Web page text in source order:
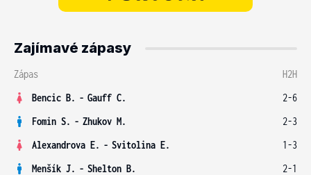
Zajímavé zápasy
Zápas
H2H
Bencic B. - Gauff C.
2-6
Fomin S. - Zhukov M.
2-3
Alexandrova E. - Svitolina E.
1-3
Menšík J. - Shelton B.
2-1